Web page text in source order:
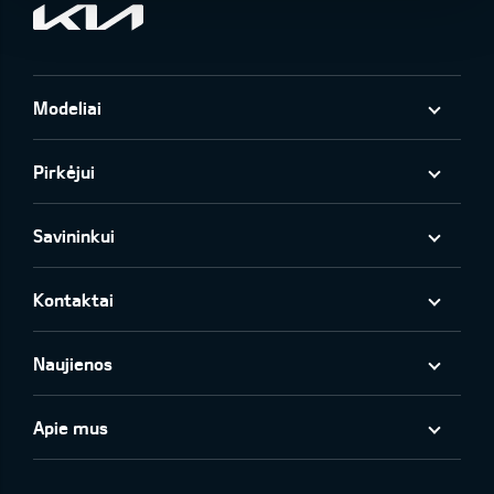
Modeliai
Pirkėjui
Savininkui
Kontaktai
Naujienos
Apie mus